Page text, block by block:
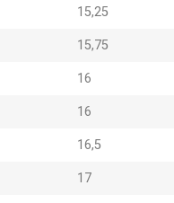
15,25
15,75
16
16
16,5
17